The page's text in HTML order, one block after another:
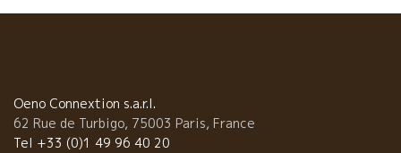
Oeno Connextion s.a.r.l.
62 Rue de Turbigo, 75003 Paris, France
Tel +33 (0)1 49 96 40 20